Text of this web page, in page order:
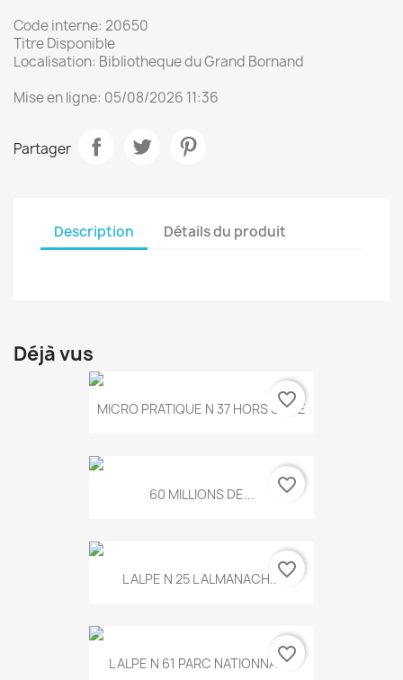
Code interne: 20650
Titre Disponible
Localisation: Bibliotheque du Grand Bornand
Mise en ligne: 05/08/2026 11:36
Partager
Description Détails du produit
Déjà vus
MICRO PRATIQUE N 37 HORS SERIE
favorite_border
60 MILLIONS DE... favorite_border
L ALPE N 25 L ALMANACH...favorite_border
L ALPE N 61 PARC NATIONNAL...
favorite_border